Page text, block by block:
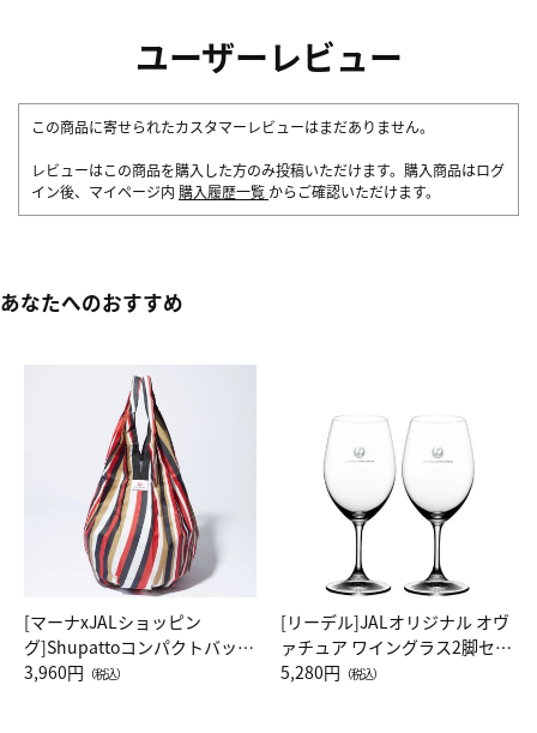
ユーザーレビュー
この商品に寄せられたカスタマーレビューはまだありません。
レビューはこの商品を購入した方のみ投稿いただけます。購入商品はログ
イン後、マイページ内 購入履歴一覧 からご確認いただけます。
あなたへのおすすめ
[マーナxJALショッピン
グ]Shupattoコンパクトバッグ
Drop JAL客室乗務員（LC）ス
3,960円 （税込）
[リーデル]JALオリジナル オヴ
ァチュア ワイングラス2脚セッ
ト（レッドワイン）
5,280円 （税込）